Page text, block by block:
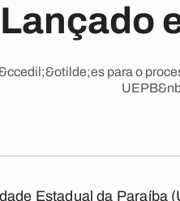
Lançado
para o
Estadual da Paraíba